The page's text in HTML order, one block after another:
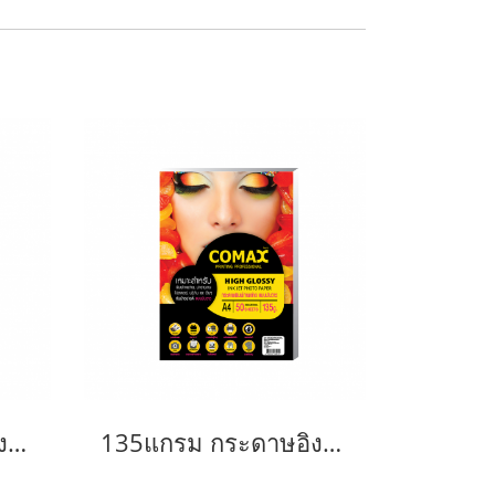
220แกรม กระดาษอิงค์เจ็ท โคแม็กซ์ มันวาว A4 (100แผ่น/แพ็ค) 135แกรม กระดาษอิงค์เจ็ท โคแม็กซ์ มันวาว A4 (50แผ่น/แพ็ค)